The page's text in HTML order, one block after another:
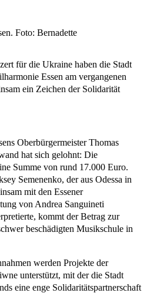
Foto: Bernadette
für die Ukraine haben die Stadt
Essen am vergangenen
ein Zeichen der Solidarität
Oberbürgermeister Thomas
hat sich gelohnt: Die
Summe von rund 17.000 Euro.
Semenenko, der aus Odessa in
mit den Essener
von Andrea Sanguineti
kommt der Betrag zur
beschädigten Musikschule in
werden Projekte der
unterstützt, mit der die Stadt
eine enge Solidaritätspartnerschaft